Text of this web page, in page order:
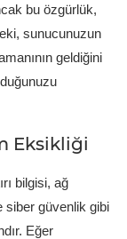
bu özgürlük,
sunucunuzun
geldiğini
Eksikliği
bilgisi, ağ
siber güvenlik gibi
Eğer